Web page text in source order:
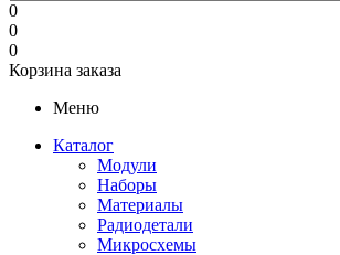
0
0
0
Корзина заказа
Меню
Каталог
Модули
Наборы
Материалы
Радиодетали
Микросхемы